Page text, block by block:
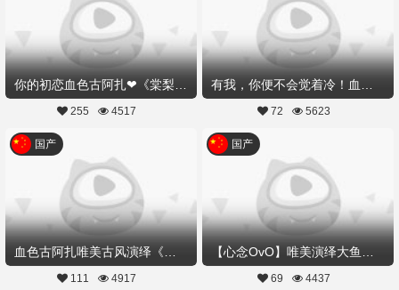
255 4517 72 5623
国产
111 4917
国产
69 4437